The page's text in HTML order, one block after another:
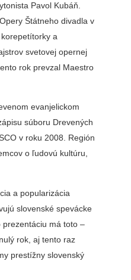
Pavol Kubáň.
Štátneho divadla v
a
svetovej opernej
rok prevzal Maestro
evanjelickom
súboru Drevených
v roku 2008. Región
o ľudovú kultúru,
a popularizácia
slovenské spevácke
prezentáciu má toto –
rok, aj tento raz
prestížny slovenský